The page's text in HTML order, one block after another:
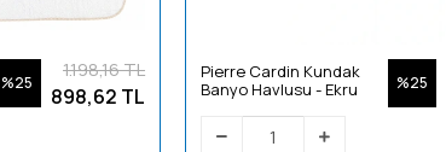
%25
1.198,16 TL
898,62 TL
Pierre Cardin Kundak
Banyo Havlusu - Ekru
%25